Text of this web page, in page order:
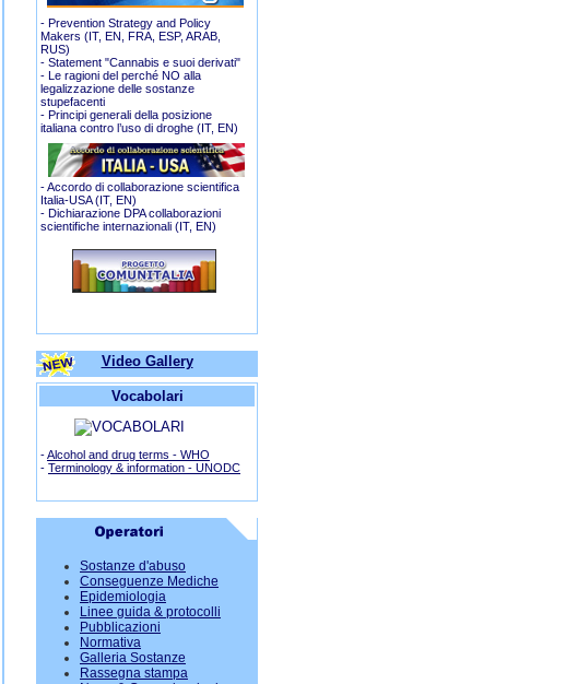
- Prevention Strategy and Policy
Makers (IT, EN FRA ESP, ARAB
RUS)
- Statement "Cannabis e suoi derivati"
- Le ragioni del perché NO alla
legalizzazione delle sostanze
stupefacenti
- Principi generali della posizione
italiana contro l’uso di droghe (IT, EN)
- Accordo di collaborazione scientifica
Italia-USA (IT, EN)
- Dichiarazione DPA collaborazioni
scientifiche internazionali (IT, EN)
Video Gallery
Vocabolari
-Alcohol and drug terms - WHO
- Terminology & information - UNODC
Sostanze d'abuso
Conseguenze Mediche
Epidemiologia
Linee guida & protocolli
Pubblicazioni
Normativa
Galleria Sostanze
Rassegna stampa